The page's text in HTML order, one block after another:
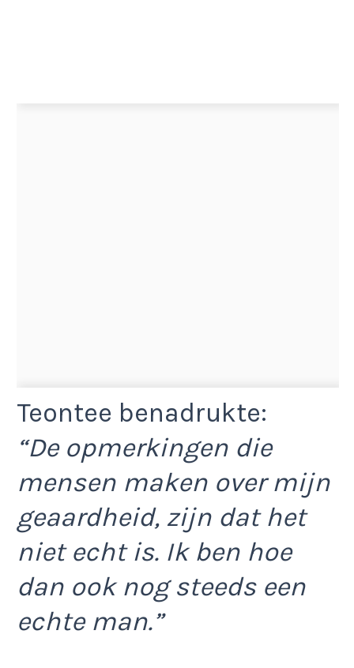
Teontee benadrukte:
“De opmerkingen die
mensen maken over mijn
geaardheid, zijn dat het
niet echt is. Ik ben hoe
dan ook nog steeds een
echte man.”